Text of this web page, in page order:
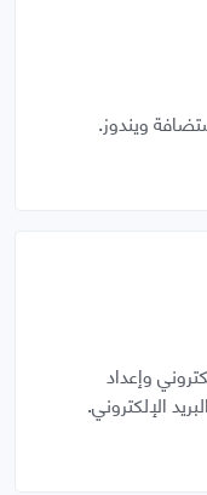
ويندوز.
وإعداد
الإلكتروني.